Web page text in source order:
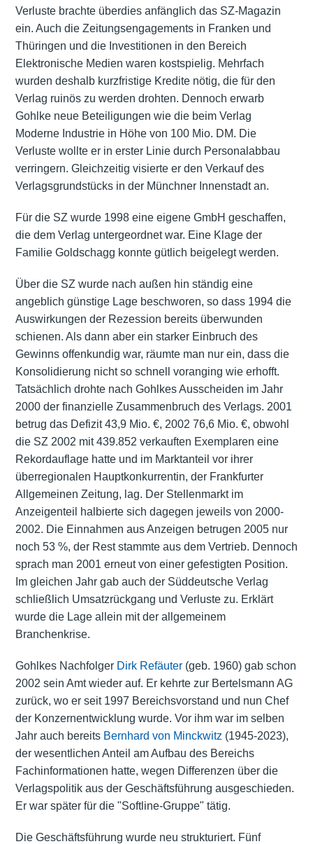
Verluste brachte überdies anfänglich das SZ-Magazin
ein. Auch die Zeitungsengagements in Franken und
Thüringen und die Investitionen in den Bereich
Elektronische Medien waren kostspielig. Mehrfach
wurden deshalb kurzfristige Kredite nötig, die für den
Verlag ruinös zu werden drohten. Dennoch erwarb
Gohlke neue Beteiligungen wie die beim Verlag
Moderne Industrie in Höhe von 100 Mio. DM. Die
Verluste wollte er in erster Linie durch Personalabbau
verringern. Gleichzeitig visierte er den Verkauf des
Verlagsgrundstücks in der Münchner Innenstadt an.
Für die SZ wurde 1998 eine eigene GmbH geschaffen,
die dem Verlag untergeordnet war. Eine Klage der
Familie Goldschagg konnte gütlich beigelegt werden.
Über die SZ wurde nach außen hin ständig eine
angeblich günstige Lage beschworen, so dass 1994 die
Auswirkungen der Rezession bereits überwunden
schienen. Als dann aber ein starker Einbruch des
Gewinns offenkundig war, räumte man nur ein, dass die
Konsolidierung nicht so schnell voranging wie erhofft.
Tatsächlich drohte nach Gohlkes Ausscheiden im Jahr
2000 der finanzielle Zusammenbruch des Verlags. 2001
betrug das Defizit 43,9 Mio. €, 2002 76,6 Mio. €, obwohl
die SZ 2002 mit 439.852 verkauften Exemplaren eine
Rekordauflage hatte und im Marktanteil vor ihrer
überregionalen Hauptkonkurrentin, der Frankfurter
Allgemeinen Zeitung, lag. Der Stellenmarkt im
Anzeigenteil halbierte sich dagegen jeweils von 2000-
2002. Die Einnahmen aus Anzeigen betrugen 2005 nur
noch 53 %, der Rest stammte aus dem Vertrieb. Dennoch
sprach man 2001 erneut von einer gefestigten Position.
Im gleichen Jahr gab auch der Süddeutsche Verlag
schließlich Umsatzrückgang und Verluste zu. Erklärt
wurde die Lage allein mit der allgemeinem
Branchenkrise.
Gohlkes Nachfolger Dirk Refäuter(geb. 1960) gab schon
2002 sein Amt wieder auf. Er kehrte zur Bertelsmann AG
zurück, wo er seit 1997 Bereichsvorstand und nun Chef
der Konzernentwicklung wurde. Vor ihm war im selben
Jahr auch bereits Bernhard von Minckwitz (1945-2023),
der wesentlichen Anteil am Aufbau des Bereichs
Fachinformationen hatte, wegen Differenzen über die
Verlagspolitik aus der Geschäftsführung ausgeschieden.
Er war später für die "Softline-Gruppe" tätig.
Die Geschäftsführung wurde neu strukturiert. Fünf